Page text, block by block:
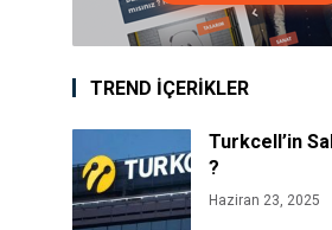
TREND İÇERİKLER
Turkcell’in
?
Haziran 23, 2025